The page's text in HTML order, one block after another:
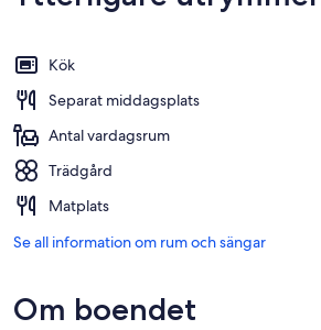
Kök
Separat middagsplats
Antal vardagsrum
Trädgård
Matplats
Se all information om rum och sängar
Om boendet